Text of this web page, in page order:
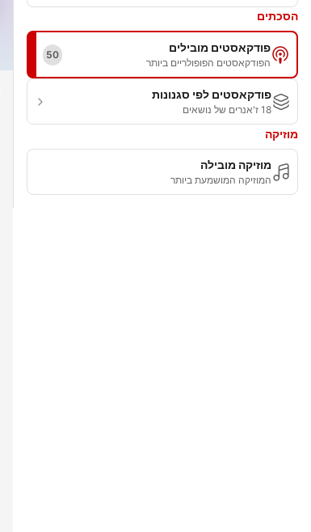
הסכתים
פודקאסטים מובילים
הפודקאסטים הפופולריים ביותר
50
פודקאסטים לפי סגנונות
18 ז'אנרים של נושאים
מוזיקה
מוזיקה מובילה
המוזיקה המושמעת ביותר